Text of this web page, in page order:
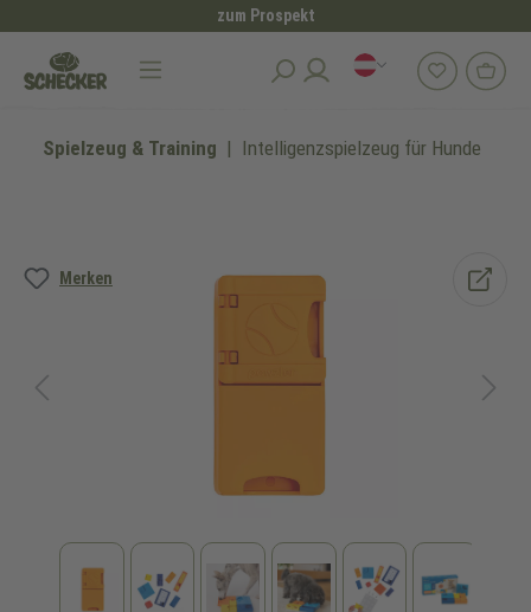
zum Prospekt
Spielzeug & Training Intelligenzspielzeug für Hunde
Merken
Bildergalerie überspringen